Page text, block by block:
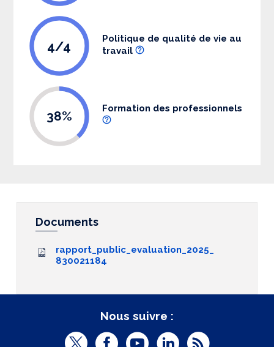
4/4
Politique de qualité de vie au
travail
38% Formation des professionnels
Documents
rapport_public_evaluation_2025_
830021184
Nous suivre :
T
F
Y
L
R